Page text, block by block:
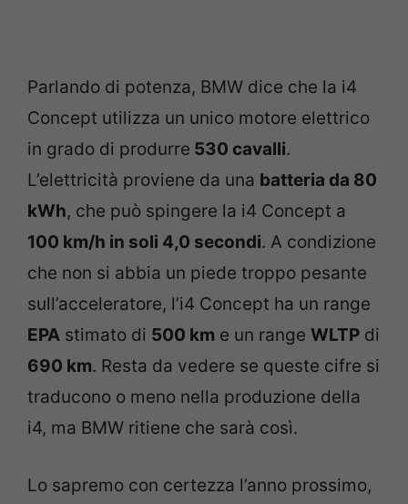
Parlando di potenza, BMW dice che la i4
Concept utilizza un unico motore elettrico
in grado di produrre 530 cavalli.
L’elettricità proviene da una batteria da 80
kWh, che può spingere la i4 Concept a
100 km/h in soli 4,0 secondi. A condizione
che non si abbia un piede troppo pesante
sull’acceleratore, l’i4 Concept ha un range
EPA stimato di 500 km e un range WLTP di
690 km. Resta da vedere se queste cifre si
traducono o meno nella produzione della
i4, ma BMW ritiene che sarà così.
Lo sapremo con certezza l’anno prossimo,